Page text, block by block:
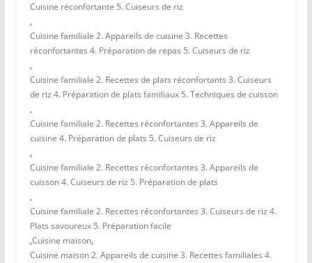
Cuisine réconfortante 5. Cuiseurs de riz
,
Cuisine familiale 2. Appareils de cuisine 3. Recettes
réconfortantes 4. Préparation de repas 5. Cuiseurs de riz
,
Cuisine familiale 2. Recettes de plats réconfortants 3. Cuiseurs
de riz 4. Préparation de plats familiaux 5. Techniques de cuisson
,
Cuisine familiale 2. Recettes réconfortantes 3. Appareils de
cuisine 4. Préparation de plats 5. Cuiseurs de riz
,
Cuisine familiale 2. Recettes réconfortantes 3. Appareils de
cuisson 4. Cuiseurs de riz 5. Préparation de plats
,
Cuisine familiale 2. Recettes réconfortantes 3. Cuiseurs de riz 4.
Plats savoureux 5. Préparation facile
,Cuisine maison,
Cuisine maison 2. Appareils de cuisine 3. Recettes familiales 4.